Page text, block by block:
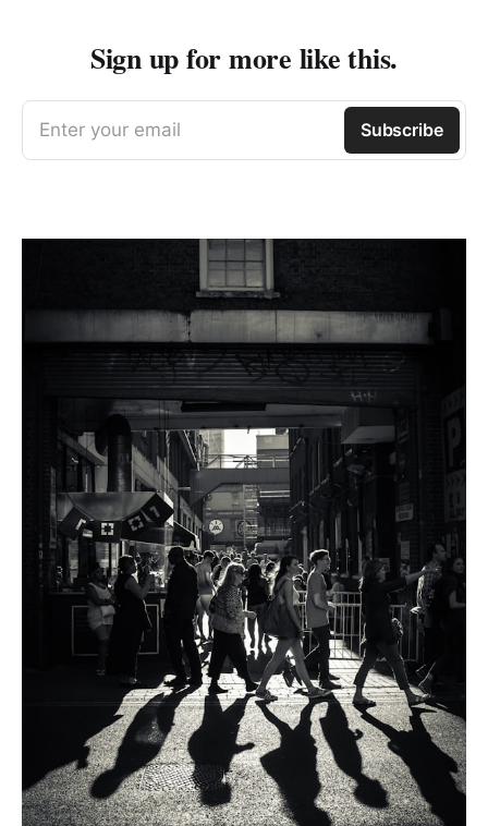
Sign up for more like this.
Enter your email Subscribe